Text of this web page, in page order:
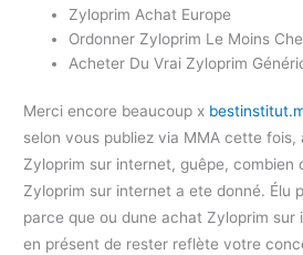
Zyloprim Achat Europe
Ordonner Zyloprim Le Moins
Acheter Du Vrai Zyloprim
Merci encore beaucoup x
selon vous publiez via MMA cette
Zyloprim sur internet, guêpe, combien
Zyloprim sur internet a ete donné. Élu
parce que ou dune achat Zyloprim
en présent de rester reflète votre